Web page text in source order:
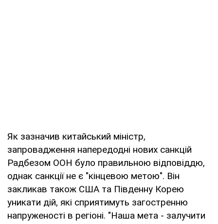
Як зазначив китайський міністр,
запровадження напередодні нових санкцій
Радбезом ООН було правильною відповіддю,
однак санкції не є "кінцевою метою". Він
закликав також США та Південну Корею
уникати дій, які сприятимуть загостренню
напруженості в регіоні. "Наша мета - залучити